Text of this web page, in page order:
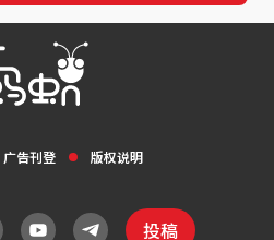
广告刊登 版权说明
投稿